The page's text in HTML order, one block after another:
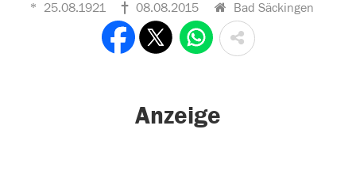
25.08.1921 08.08.2015 Bad Säckingen
Anzeige